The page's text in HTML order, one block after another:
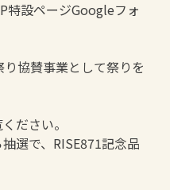
特設ページGoogleフォ
協賛事業として祭りを
ださい。
選で、RISE871記念品